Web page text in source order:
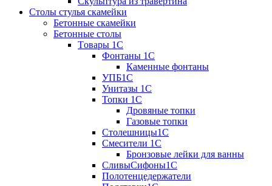
Столы стулья скамейки
Бетонные скамейки
Бетонные столы
Tовары 1C
Фонтаны 1C
Каменные фонтаны
УПБ1С
Унитазы 1С
Топки 1С
Дровяные топки
Газовые топки
Столешницы1С
Смесители 1С
Бронзовые лейки для ванны
СливыСифоны1С
Полотенцедержатели